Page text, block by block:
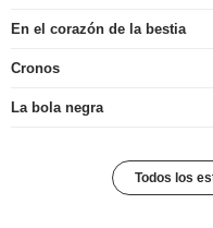
En el corazón de la bestia
Cronos
La bola negra
Todos los